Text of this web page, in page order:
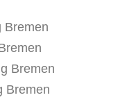
Bremen
Bremen